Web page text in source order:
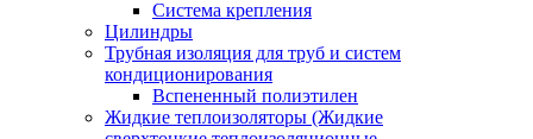
Система крепления
Цилиндры
Трубная изоляция для труб и систем
кондиционирования
Вспененный полиэтилен
Жидкие теплоизоляторы (Жидкие